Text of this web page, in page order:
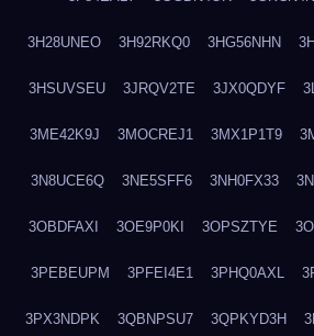
3H28UNEO 3H92RKQ0 3HG56NHN
3HSUVSEU 3JRQV2TE 3JX0QDYF
3ME42K9J 3MOCREJ1 3MX1P1T9
3N8UCE6Q 3NE5SFF6 3NH0FX33
3OBDFAXI 3OE9P0KI 3OPSZTYE
3PEBEUPM 3PFEI4E1 3PHQ0AXL
3PX3NDPK 3QBNPSU7 3QPKYD3H